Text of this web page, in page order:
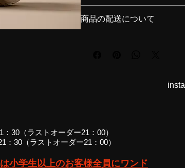
しょう。
足しなかった場合や、不備があ
商品の配送について
30（ラストオーダー21：00）
30（ラストオーダー21：00）
小学生以上のお客様全員にワンド